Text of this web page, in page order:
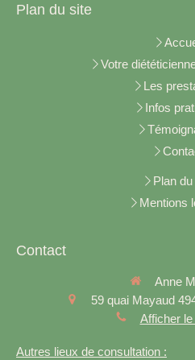
Plan du site
Votre
Les
Infos
Plan
Mentions
Contact
Anne
59 quai Mayaud
Afficher
Autres lieux de consultation :